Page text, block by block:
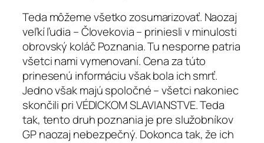
Teda môžeme všetko zosumarizovať. Naozaj
veľkí ľudia – Človekovia – priniesli v minulosti
obrovský koláč Poznania. Tu nesporne patria
všetci nami vymenovaní. Cena za túto
prinesenú informáciu však bola ich smrť.
Jedno však majú spoločné – všetci nakoniec
skončili pri VÉDICKOM SLAVIANSTVE. Teda
tak, tento druh poznania je pre služobníkov
GP naozaj nebezpečný. Dokonca tak, že ich